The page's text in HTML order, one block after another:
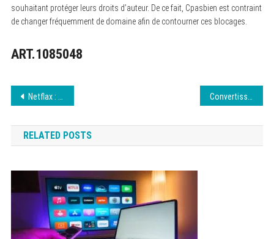
souhaitant protéger leurs droits d’auteur. De ce fait, Cpasbien est contraint
de changer fréquemment de domaine afin de contourner ces blocages.
ART.1085048
Navigation
de
l’article
Netflax : tout savoir sur le streaming en août 2026
RELATED POSTS